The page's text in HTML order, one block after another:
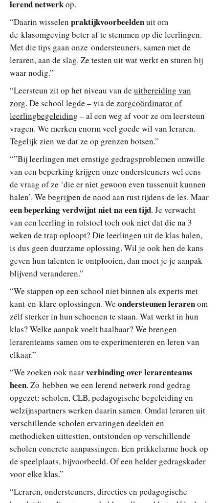
lerend netwerkop.
“Daarin wisselen praktijkvoorbeeldenuit om
de klasomgeving beter af te stemmen op die leerlingen.
Met die tips gaan onze ondersteuners, samen met de
leraren, aan de slag. Ze testen uit wat werkt en sturen bij
waar nodig.”
“Leersteun zit op het niveau van de uitbereiding van
zorg. De school legde – via de zorgcoördinator of
leerlingbegeleiding – al een weg af voor ze om leersteun
vragen. We merken enorm veel goede wil van leraren.
Tegelijk zien we dat ze op grenzen botsen.”
“”Bij leerlingen met ernstige gedragsproblemen omwille
van een beperking krijgen onze ondersteuners wel eens
de vraag of ze ‘die er niet gewoon even tussenuit kunnen
halen’. We begrijpen de nood aan rust tijdens de les. Maar
een beperking verdwijnt niet na een tijd. Je verwacht
van een leerling in rolstoel toch ook niet dat die na 3
weken de trap oploopt? Die leerlingen uit de klas halen,
is dus geen duurzame oplossing. Wil je ook hen de kans
geven hun talenten te ontplooien, dan moet je je aanpak
blijvend veranderen.”
“We stappen op een school niet binnen als experts met
kant-en-klare oplossingen. We ondersteunen lerarenom
zélf sterker in hun schoenen te staan. Wat werkt in hun
klas? Welke aanpak voelt haalbaar? We brengen
lerarenteams samen om te experimenteren en leren van
elkaar.”
“We zoeken ook naarverbinding over lerarenteams
heen. Zo hebben we een lerend netwerk rond gedrag
opgezet: scholen, CLB, pedagogische begeleiding en
welzijnspartners werken daarin samen. Omdat leraren uit
verschillende scholen ervaringen deelden en
methodieken uittestten, ontstonden op verschillende
scholen concrete aanpassingen. Een prikkelarme hoek op
de speelplaats, bijvoorbeeld. Of een helder gedragskader
voor elke klas.”
“Leraren, ondersteuners, directies en pedagogische